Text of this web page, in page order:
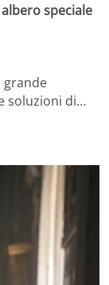
speciale
grande
soluzioni di…